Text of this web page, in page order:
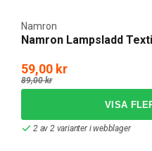
Namron Lampsladd
Namron
59,00 kr
89,00 kr
2 av 2 varianter i webblager